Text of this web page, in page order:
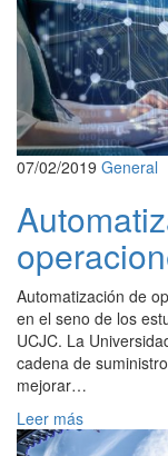
07/02/2019 General
Automatización de
en el seno de los
UCJC. La
cadena de
mejorar…
Leer más